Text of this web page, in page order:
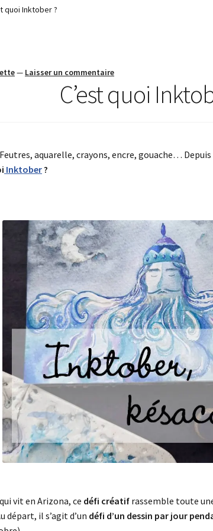
quoi Inktober ?
— Laisser un commentaire
C’est quoi
aquarelle, crayons, encre, gouache…
Inktober?
vit en Arizona, ce défi créatif rassemble toute
départ, il s’agit d’un défi d’un dessin par jour